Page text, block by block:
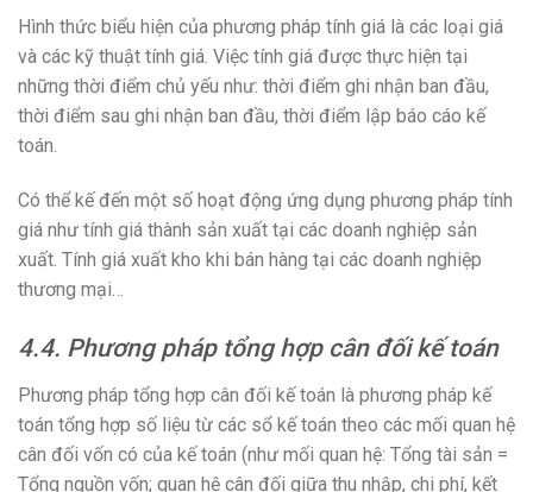
Hình thức biểu hiện của phương pháp tính giá là các loại giá
và các kỹ thuật tính giá. Việc tính giá được thực hiện tại
những thời điểm chủ yếu như: thời điểm ghi nhận ban đầu,
thời điểm sau ghi nhận ban đầu, thời điểm lập báo cáo kế
toán.
Có thể kế đến một số hoạt động ứng dụng phương pháp tính
giá như tính giá thành sản xuất tại các doanh nghiệp sản
xuất. Tính giá xuất kho khi bán hàng tại các doanh nghiệp
thương mại…
4.4. Phương pháp tổng hợp cân đối kế toán
Phương pháp tổng hợp cân đối kế toán là phương pháp kế
toán tổng hợp số liệu từ các sổ kế toán theo các mối quan hệ
cân đối vốn có của kế toán (như mối quan hệ: Tổng tài sản =
Tổng nguồn vốn; quan hệ cân đối giữa thu nhập, chi phí, kết